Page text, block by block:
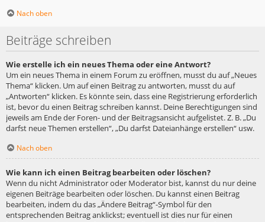
Nach oben
Beiträge schreiben
Wie erstelle ich ein neues Thema oder eine Antwort?
Um ein neues Thema in einem Forum zu eröffnen, musst du auf „Neues
Thema“ klicken. Um auf einen Beitrag zu antworten, musst du auf
„Antworten“ klicken. Es könnte sein, dass eine Registrierung erforderlich
ist, bevor du einen Beitrag schreiben kannst. Deine Berechtigungen sind
jeweils am Ende der Foren- und der Beitragsansicht aufgelistet. Z. B. „Du
darfst neue Themen erstellen“, „Du darfst Dateianhänge erstellen“ usw.
Nach oben
Wie kann ich einen Beitrag bearbeiten oder löschen?
Wenn du nicht Administrator oder Moderator bist, kannst du nur deine
eigenen Beiträge bearbeiten oder löschen. Du kannst einen Beitrag
bearbeiten, indem du das „Ändere Beitrag“-Symbol für den
entsprechenden Beitrag anklickst; eventuell ist dies nur für einen